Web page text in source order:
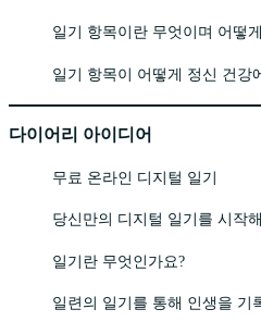
일기 항목이란 무엇이며 어떻
일기 항목이 어떻게 정신 건강
다이어리 아이디어
무료 온라인 디지털 일기
당신만의 디지털 일기를 시작
일기란 무엇인가요?
일련의 일기를 통해 인생을 기